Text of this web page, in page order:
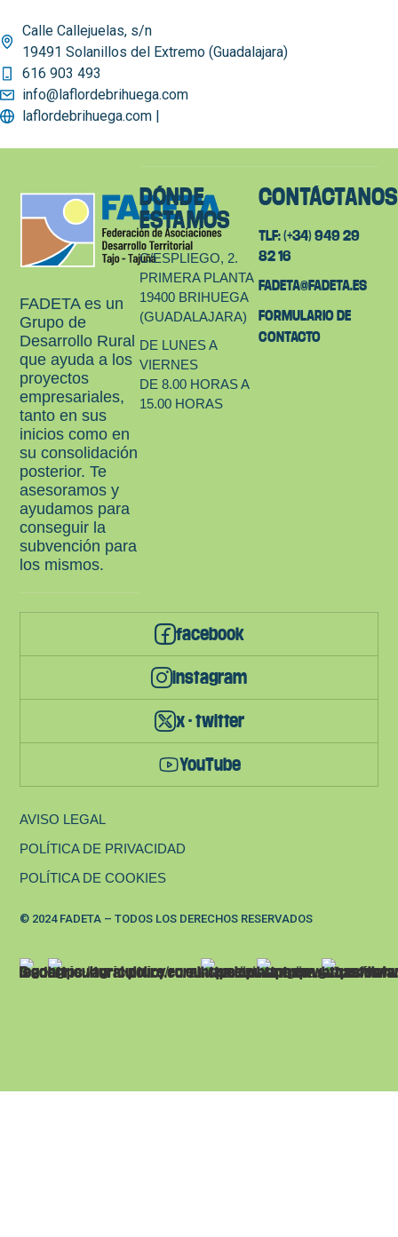
Calle Callejuelas, s/n
19491 Solanillos del Extremo (Guadalajara)
616 903 493
info@laflordebrihuega.com
laflordebrihuega.com |
FADETA es un
Grupo de
Desarrollo Rural
que ayuda a los
proyectos
empresariales,
tanto en sus
inicios como en
su consolidación
posterior. Te
asesoramos y
ayudamos para
conseguir la
subvención para
los mismos.
DÓNDE
ESTAMOS
C/ESPLIEGO, 2.
PRIMERA PLANTA
19400 BRIHUEGA
(GUADALAJARA)
DE LUNES A
VIERNES
DE 8.00 HORAS A
15.00 HORAS
CONTÁCTANOS
TLF: (+34) 949 29
82 16
FADETA@FADETA.ES
FORMULARIO DE
CONTACTO
facebook
instagram
x - twitter
YouTube
© 2024 FADETA – TODOS LOS DERECHOS RESERVADOS
AVISO LEGAL
POLÍTICA DE PRIVACIDAD
POLÍTICA DE COOKIES